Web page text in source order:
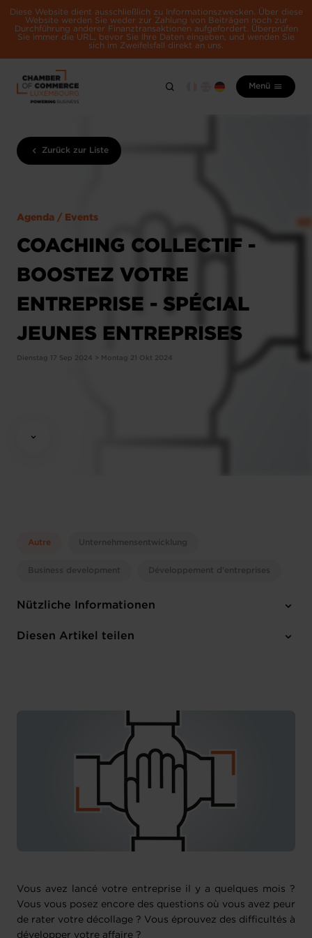
Diese Website dient ausschließlich zu Informationszwecken. Über diese
Website werden Sie weder zur Zahlung von Beiträgen noch zur
Durchführung anderer Finanztransaktionen aufgefordert. Überprüfen
Sie immer die URL, bevor Sie Ihre Daten eingeben, und wenden Sie
sich im Zweifelsfall direkt an uns.
Menü
Zurück zur Liste
Agenda / Events
COACHING COLLECTIF -
BOOSTEZ VOTRE
ENTREPRISE - SPÉCIAL
JEUNES ENTREPRISES
Dienstag 17 Sep 2024 > Montag 21 Okt 2024
Autre Unternehmensentwicklung
Business development Développement d'entreprises
Nützliche Informationen
Dienstag 17 Sep 2024 > Montag 21 Okt 2024
Diesen Artikel teilen
Vous avez lancé votre entreprise il y a quelques mois ?
Vous vous posez encore des questions où vous avez peur
de rater votre décollage ? Vous éprouvez des difficultés à
développer votre affaire ?